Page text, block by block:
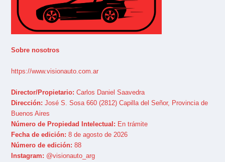
Sobre nosotros
https://www.visionauto.com.ar
Director/Propietario: Carlos Daniel Saavedra
Dirección: José S. Sosa 660 (2812) Capilla del Señor, Provincia de
Buenos Aires
Número de Propiedad Intelectual: En trámite
Fecha de edición: 8 de agosto de 2026
Número de edición: 88
Instagram: @visionauto_arg